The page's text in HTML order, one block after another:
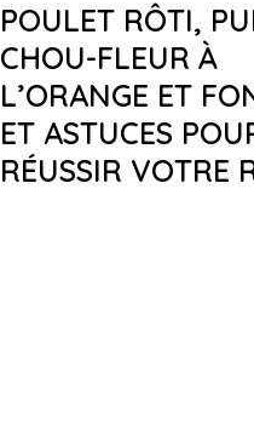
POULET RÔTI,
CHOU-FLEUR À
L’ORANGE ET
ET ASTUCES
RÉUSSIR VOTRE